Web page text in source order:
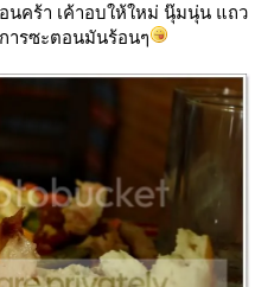
นคร้า เค้าอบให้ใหม่ นุ๊มนุ่น แถว
ารซะตอนมันร้อนๆ